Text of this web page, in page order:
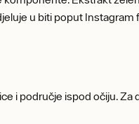
u biti poput
i područje ispod očiju.